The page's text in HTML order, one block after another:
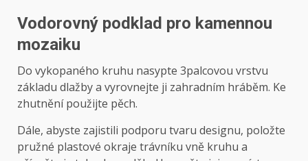
Vodorovný podklad pro kamennou
mozaiku
Do vykopaného kruhu nasypte 3palcovou vrstvu
základu dlažby a vyrovnejte ji zahradním hráběm. Ke
zhutnění použijte pěch.
Dále, abyste zajistili podporu tvaru designu, položte
pružné plastové okraje trávníku vně kruhu a